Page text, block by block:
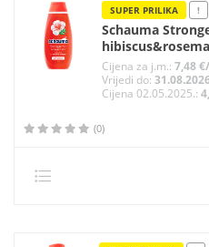
SUPER PRILIKA !
Schauma
Cijena za j.m.:7,48
Vrijedi do:
Cijena 02.05.2025.:
(0)